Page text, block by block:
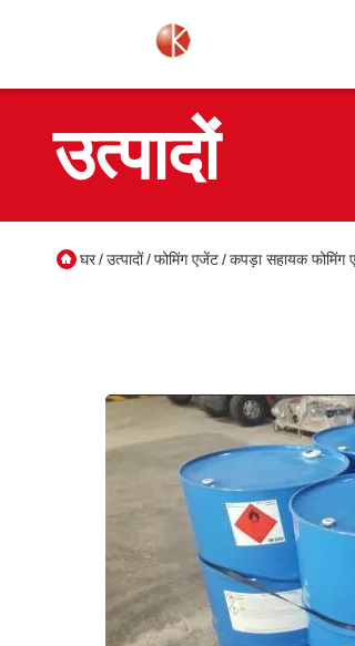
उत्पादों
घर/उत्पादों/फोमिंग एजेंट/कपड़ा सहायक फोमिंग